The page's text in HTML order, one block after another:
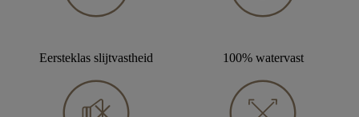
Eersteklas slijtvastheid 100% watervast